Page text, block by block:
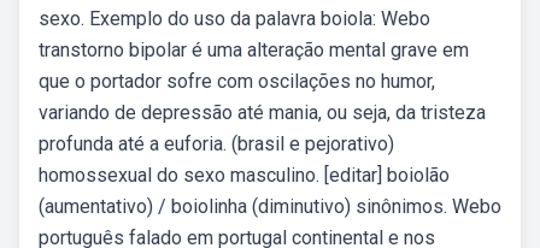
sexo. Exemplo do uso da palavra boiola: Webo
transtorno bipolar é uma alteração mental grave em
que o portador sofre com oscilações no humor,
variando de depressão até mania, ou seja, da tristeza
profunda até a euforia. (brasil e pejorativo)
homossexual do sexo masculino. [editar] boiolão
(aumentativo) / boiolinha (diminutivo) sinônimos. Webo
português falado em portugal continental e nos